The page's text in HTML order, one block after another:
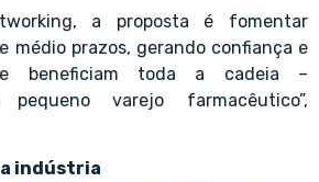
a proposta é fomentar
médio prazos, gerando confiança e
beneficiam toda a cadeia –
varejo farmacêutico”,
indústria